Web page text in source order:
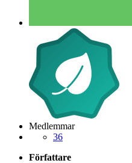
Medlemmar
36
Författare